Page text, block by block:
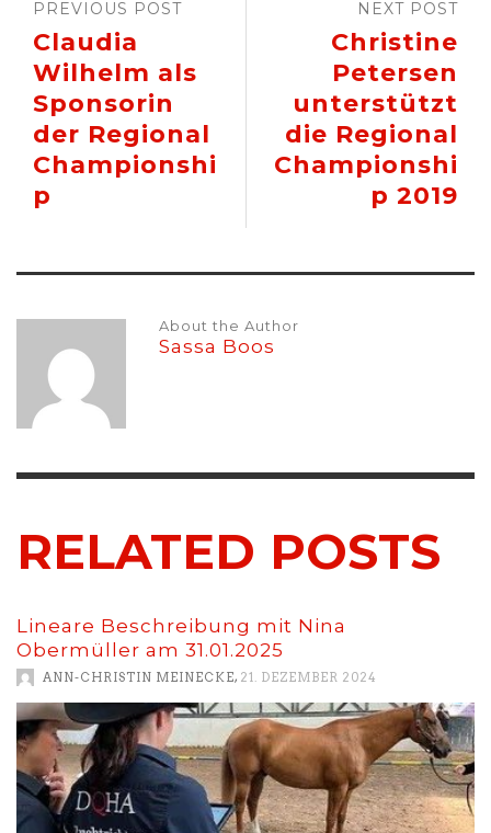
NEXT POST
Christine
Petersen
unterstützt
die Regional
Championshi
p 2019
PREVIOUS POST
Claudia
Wilhelm als
Sponsorin
der Regional
Championshi
p
About the Author
Sassa Boos
RELATED POSTS
Lineare Beschreibung mit Nina
Obermüller am 31.01.2025
ANN-CHRISTIN MEINECKE, 21. DEZEMBER 2024